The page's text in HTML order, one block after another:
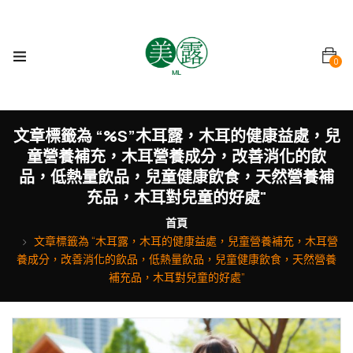
0
文章標籤為 “%s”木耳露，木耳的健康益處，兒
童營養補充，木耳營養成分，改善消化的飲
品，低熱量飲品，兒童健康飲食，天然營養補
充品，木耳對兒童的好處"
首頁
文章標籤為 “木耳露，木耳的健康益處，兒童營養補充，木耳營
養成分，改善消化的飲品，低熱量飲品，兒童健康飲食，天然營養
補充品，木耳對兒童的好處”